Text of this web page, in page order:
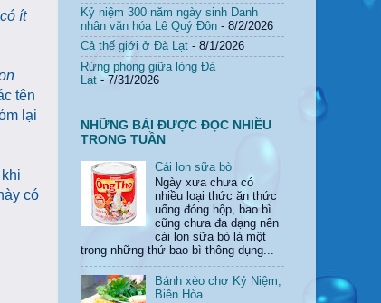
ít
tên
lại
có
Kỷ niệm 300 năm ngày sinh Danh
nhân văn hóa Lê Quý Đôn - 8/2/2026
Cả thế giới ở Đà Lạt - 8/1/2026
Rừng phong giữa lòng Đà
Lạt - 7/31/2026
NHỮNG BÀI ĐƯỢC ĐỌC NHIỀU
TRONG TUẦN
Cái lon sữa bò
Ngày xưa chưa có
nhiều loại thức ăn thức
uống đóng hộp, bao bì
cũng chưa đa dạng nên
cái lon sữa bò là một
trong những thứ bao bì thông dụng...
Bánh xèo chợ Kỷ Niệm,
Biên Hòa